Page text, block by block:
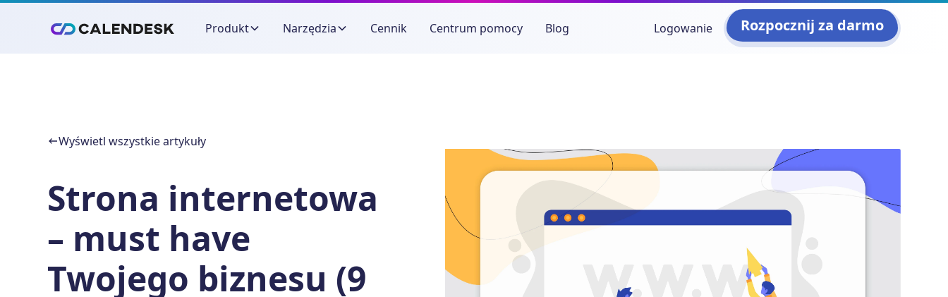
Produkt Narzędzia Cennik Centrum pomocy Blog Logowanie Rozpocznij za darmo
Wyświetl wszystkie artykuły
Strona internetowa
– must have
Twojego biznesu (9